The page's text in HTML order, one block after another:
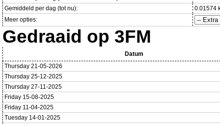
Gemiddeld per dag (tot nu):
0.01574
Meer opties:
Gedraaid op 3FM
Datum
Thursday 21-05-2026
Thursday 25-12-2025
Thursday 27-11-2025
Friday 15-08-2025
Friday 11-04-2025
Tuesday 14-01-2025